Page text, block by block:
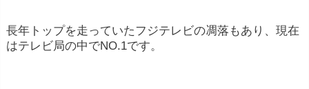
長年トップを走っていたフジテレビの凋落もあり、現在
はテレビ局の中でNO.1です。